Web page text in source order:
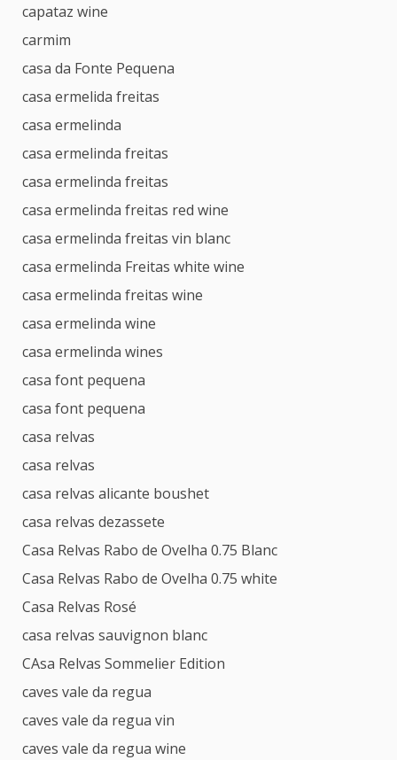
capataz wine
carmim
casa da Fonte Pequena
casa ermelida freitas
casa ermelinda
casa ermelinda freitas
casa ermelinda freitas
casa ermelinda freitas red wine
casa ermelinda freitas vin blanc
casa ermelinda Freitas white wine
casa ermelinda freitas wine
casa ermelinda wine
casa ermelinda wines
casa font pequena
casa font pequena
casa relvas
casa relvas
casa relvas alicante boushet
casa relvas dezassete
Casa Relvas Rabo de Ovelha 0.75 Blanc
Casa Relvas Rabo de Ovelha 0.75 white
Casa Relvas Rosé
casa relvas sauvignon blanc
CAsa Relvas Sommelier Edition
caves vale da regua
caves vale da regua vin
caves vale da regua wine